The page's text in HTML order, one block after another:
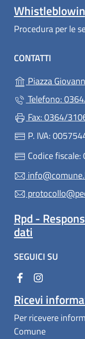
Procedura per le
CONTATTI
Piazza
Telefono:
Fax: 0364/
P. IVA:
Codice
Rpd -
dati
SEGUICI SU
Ricevi
Per ricevere
Comune